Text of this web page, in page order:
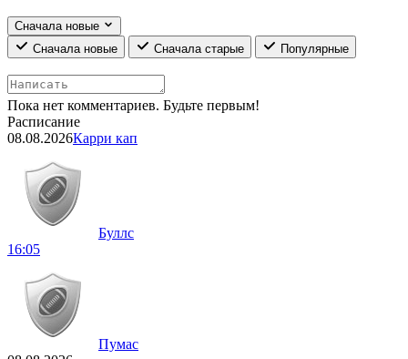
Сначала новые
Сначала новые
Сначала старые Популярные
Пока нет комментариев. Будьте первым!
Расписание
08.08.2026Карри кап
Буллс
16:05
Пумас